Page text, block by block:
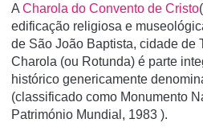
A Charola do Convento de Cristo
edificação religiosa e
de São João Baptista, cidade de
Charola (ou Rotunda) é parte
histórico genericamente
(classificado como Monumento
Património Mundial, 1983 ).